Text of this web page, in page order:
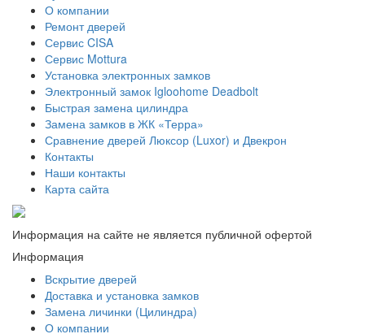
О компании
Ремонт дверей
Сервис CISA
Сервис Mottura
Установка электронных замков
Электронный замок Igloohome Deadbolt
​Быстрая замена цилиндра
Замена замков в ЖК «Терра»
Сравнение дверей Люксор (Luxor) и Двекрон
Контакты
Наши контакты
Карта сайта
Информация на сайте не является публичной офертой
Информация
Вскрытие дверей
Доставка и установка замков
Замена личинки (Цилиндра)
О компании